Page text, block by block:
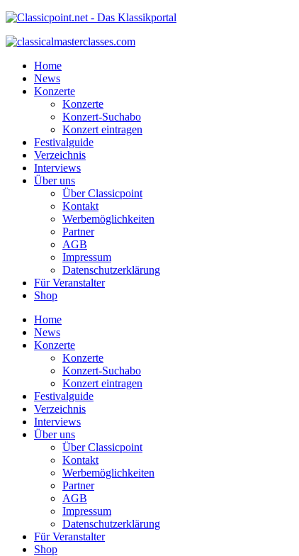
Home
News
Konzerte
Konzerte
Konzert-Suchabo
Konzert eintragen
Festivalguide
Verzeichnis
Interviews
Über uns
Über Classicpoint
Kontakt
Werbemöglichkeiten
Partner
AGB
Impressum
Datenschutzerklärung
Für Veranstalter
Shop
Home
News
Konzerte
Konzerte
Konzert-Suchabo
Konzert eintragen
Festivalguide
Verzeichnis
Interviews
Über uns
Über Classicpoint
Kontakt
Werbemöglichkeiten
Partner
AGB
Impressum
Datenschutzerklärung
Für Veranstalter
Shop